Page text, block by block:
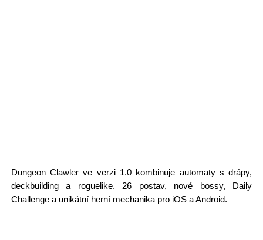
Dungeon Clawler ve verzi 1.0 kombinuje automaty s drápy,
deckbuilding a roguelike. 26 postav, nové bossy, Daily
Challenge a unikátní herní mechanika pro iOS a Android.